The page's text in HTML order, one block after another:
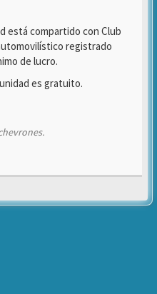
está compartido con Club
registrado
de lucro.
es gratuito.